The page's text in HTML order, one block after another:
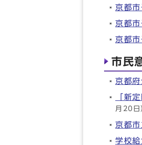
京都
京都
京都
市民
京都
「新
月20日
京都
学校